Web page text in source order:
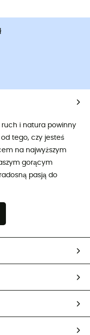
ruch i natura powinny
tego, czy jesteś
na najwyższym
gorącym
pasją do